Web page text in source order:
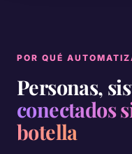
POR QUÉ
Personas,
conectados
botella